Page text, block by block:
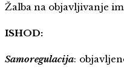
Žalba na objavljivanje
ISHOD:
Samoregulacija: